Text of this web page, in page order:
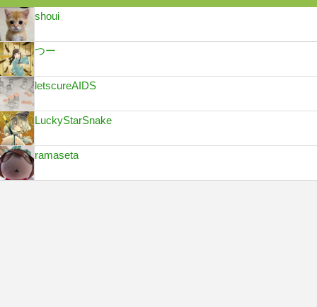
shoui
つー
letscureAIDS
LuckyStarSnake
ramaseta